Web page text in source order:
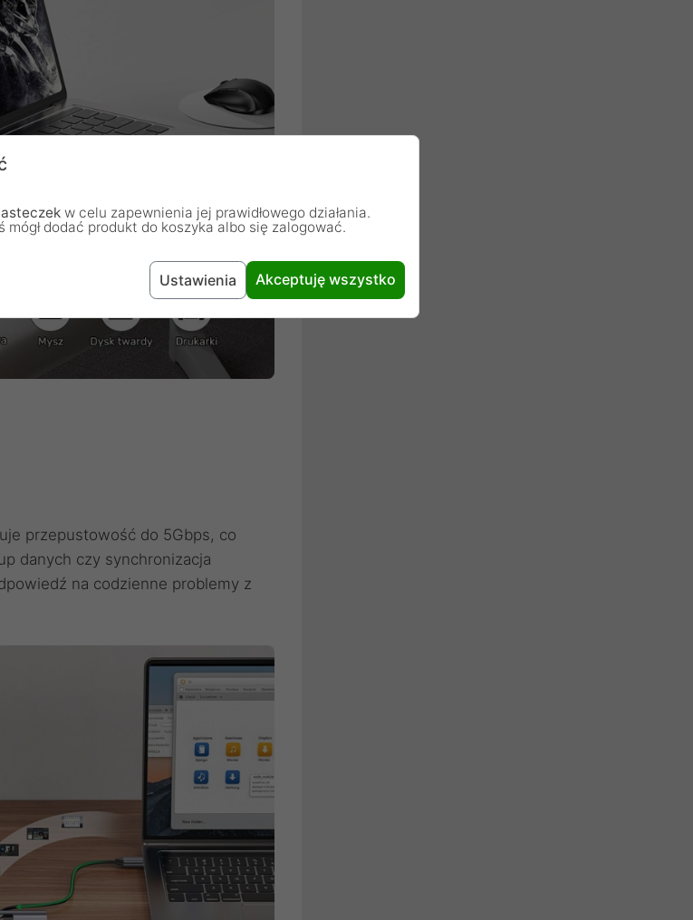
przepustowość do 5Gbps, co
danych czy synchronizacja
na codzienne problemy z
w celu zapewnienia jej prawidłowego działania.
mógł dodać produkt do koszyka albo się zalogować.
Ustawienia Akceptuję wszystko